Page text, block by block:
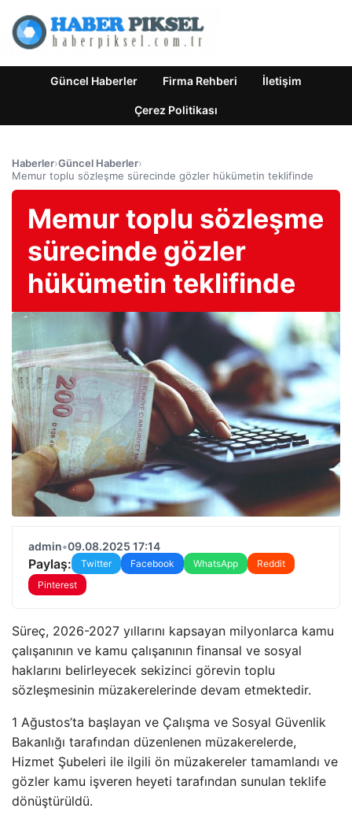
Güncel Haberler Firma Rehberi İletişim
Çerez Politikası
Haberler›Güncel Haberler›
Memur toplu sözleşme sürecinde gözler hükümetin teklifinde
Memur toplu sözleşme
sürecinde gözler
hükümetin teklifinde
admin•09.08.2025 17:14
Paylaş: Twitter Facebook WhatsApp
Reddit
Pinterest
Süreç, 2026-2027 yıllarını kapsayan milyonlarca kamu
çalışanının ve kamu çalışanının finansal ve sosyal
haklarını belirleyecek sekizinci görevin toplu
sözleşmesinin müzakerelerinde devam etmektedir.
1 Ağustos’ta başlayan ve Çalışma ve Sosyal Güvenlik
Bakanlığı tarafından düzenlenen müzakerelerde,
Hizmet Şubeleri ile ilgili ön müzakereler tamamlandı ve
gözler kamu işveren heyeti tarafından sunulan teklife
dönüştürüldü.